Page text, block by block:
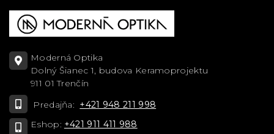
Moderná Optika
Dolný Šianec 1, budova Keramoprojektu
911 01 Trenčín
Predajňa: +421 948 211 998
Eshop: +421 911 411 988